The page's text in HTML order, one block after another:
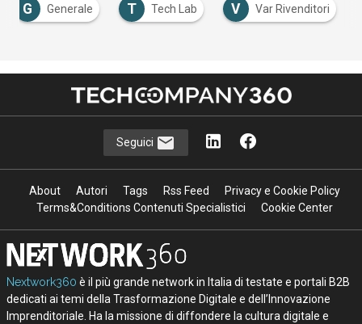
G Generale T Tech Lab V Var Rivenditori
Seguici
About Autori Tags Rss Feed
Privacy e Cookie Policy
Terms&Conditions Contenuti Specialistici
Cookie Center
Nextwork360 è il più grande network in Italia di testate e portali B2B
dedicati ai temi della Trasformazione Digitale e dell’Innovazione
Imprenditoriale. Ha la missione di diffondere la cultura digitale e